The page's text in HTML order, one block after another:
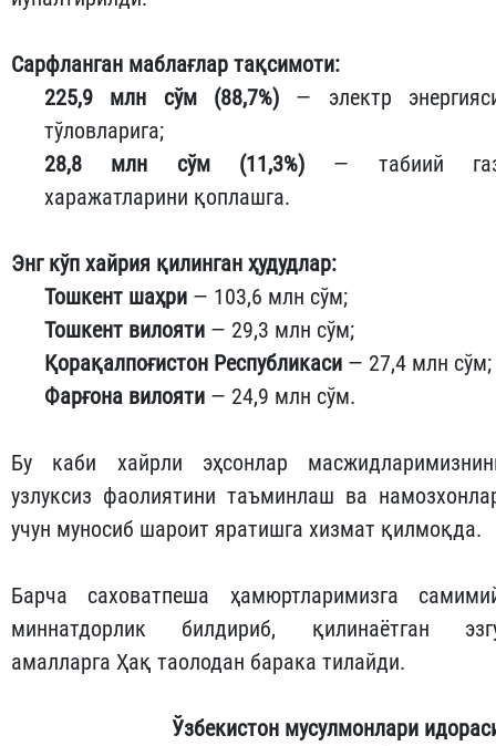
Сарфланган маблағлар тақсимоти:
225,9 млн сўм (88,7%) — электр
тўловларига;
28,8 млн сўм (11,3%) — табиий
харажатларини қоплашга.
Энг кўп хайрия қилинган ҳудудлар:
Тошкент шаҳри — 103,6 млн сўм;
Тошкент вилояти — 29,3 млн сўм;
Қорақалпоғистон Республикаси — 27,4 млн сўм;
Фарғона вилояти — 24,9 млн сўм.
Бу каби хайрли эҳсонлар
узлуксиз фаолиятини таъминлаш ва
учун муносиб шароит яратишга хизмат қилмоқда.
Барча саховатпеша ҳамюртларимизга
миннатдорлик билдириб, қилинаётган
амалларга Ҳақ таолодан барака тилайди.
Ўзбекистон мусулмонлари